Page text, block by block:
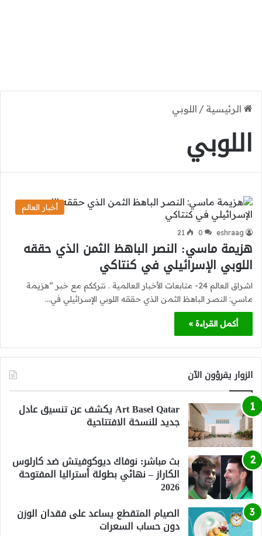
الرئيسية / اللوبي
اللوبي
أخبار العالم
eshraag
0
21
هزيمة ماسي: النصر الباهظ الثمن الذي حققه
اللوبي الإسرائيلي في كنتاكي
اشراق العالم 24- متابعات الأخبار العالمية . نترككم مع خبر “هزيمة
ماسي: النصر الباهظ الثمن الذي حققه اللوبي الإسرائيلي في…
أكمل القراءة »
الزوار يقرؤون الآن
Art Basel Qatar يكشف عن تنسيق عادل
جديد للنسخة الافتتاحية
بث مباشر: نوفاك ديوكوفيتش ضد كارلوس
الكاراز – نهائي بطولة أستراليا المفتوحة
2026
الصيام المتقطع يساعد على فقدان الوزن
دون حساب السعرات